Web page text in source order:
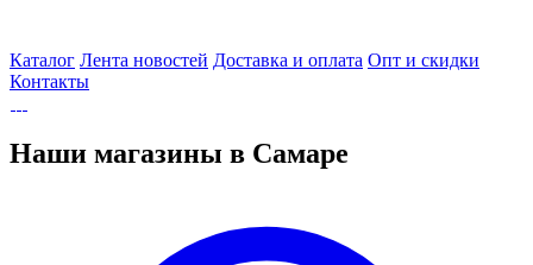
Каталог Лента новостей Доставка и оплата Опт и скидки
Контакты
Наши магазины в Самаре